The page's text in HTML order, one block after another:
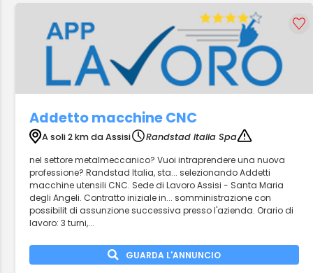
Addetto macchine CNC
A soli 2 km da Assisi
Randstad Italia Spa
nel settore metalmeccanico? Vuoi intraprendere una nuova
professione? Randstad Italia, sta... selezionando Addetti
macchine utensili CNC. Sede di Lavoro Assisi - Santa Maria
degli Angeli. Contratto iniziale in... somministrazione con
possibilit di assunzione successiva presso l'azienda. Orario di
lavoro: 3 turni,...
GUARDA L'ANNUNCIO